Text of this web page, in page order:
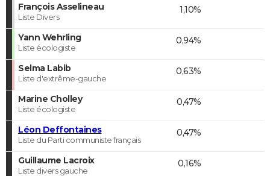
François Asselineau
Liste Divers
1,10%
Yann Wehrling
Liste écologiste
0,94%
Selma Labib
Liste d'extrême-gauche
0,63%
Marine Cholley
Liste écologiste
0,47%
Léon Deffontaines
Liste du Parti communiste français
0,47%
Guillaume Lacroix
Liste divers gauche
0,16%